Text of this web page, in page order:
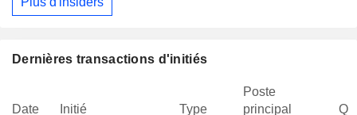
Dernières transactions d'initiés
Date Initié Type
Poste
principal